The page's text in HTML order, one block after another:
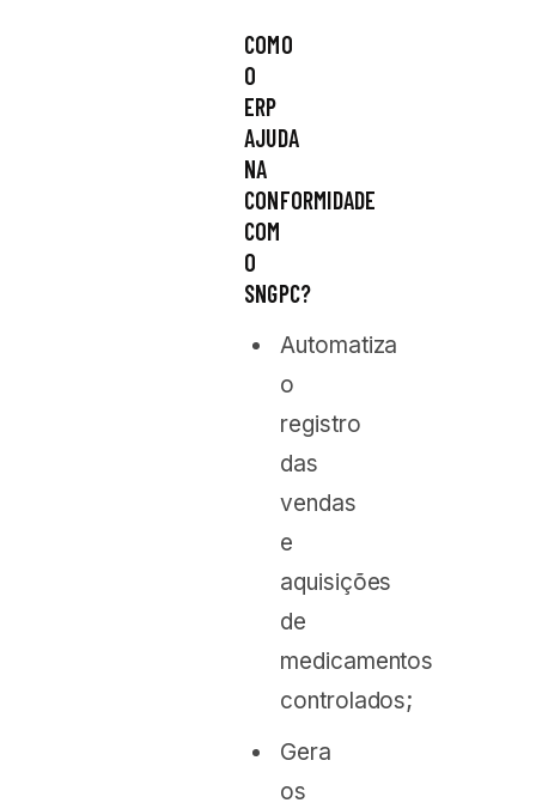
COMO
O
ERP
AJUDA
NA
CONFORMIDADE
COM
O
SNGPC?
Automatiza
o
registro
das
vendas
e
aquisições
de
medicamentos
controlados;
Gera
os